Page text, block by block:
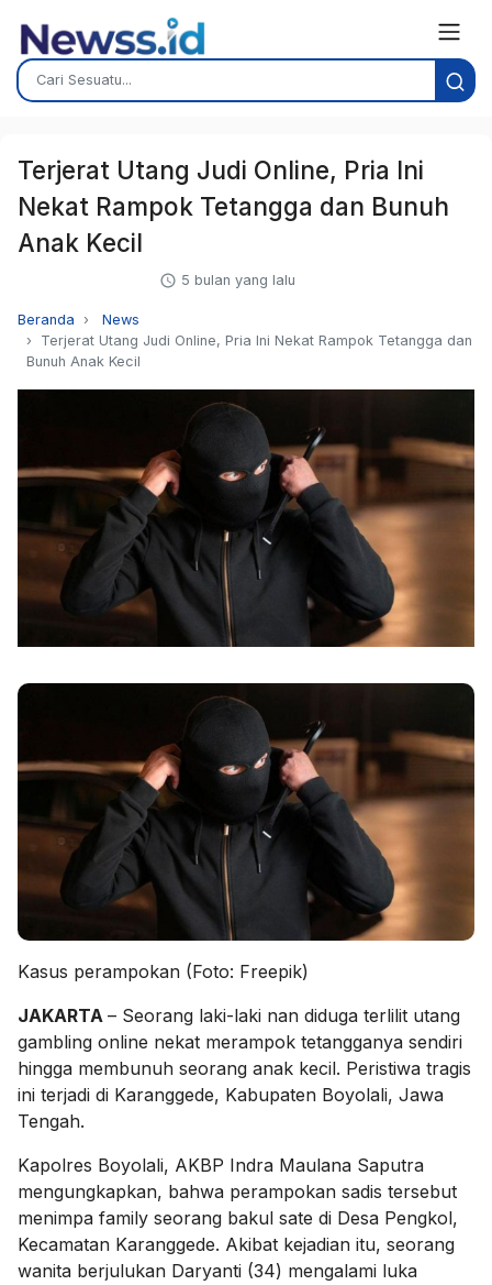
Terjerat Utang Judi Online, Pria Ini
Nekat Rampok Tetangga dan Bunuh
Anak Kecil
5 bulan yang lalu
Beranda
News
Terjerat Utang Judi Online, Pria Ini Nekat Rampok Tetangga dan
Bunuh Anak Kecil
Kasus perampokan (Foto: Freepik)
JAKARTA – Seorang laki-laki nan diduga terlilit utang
gambling online nekat merampok tetangganya sendiri
hingga membunuh seorang anak kecil. Peristiwa tragis
ini terjadi di Karanggede, Kabupaten Boyolali, Jawa
Tengah.
Kapolres Boyolali, AKBP Indra Maulana Saputra
mengungkapkan, bahwa perampokan sadis tersebut
menimpa family seorang bakul sate di Desa Pengkol,
Kecamatan Karanggede. Akibat kejadian itu, seorang
wanita berjulukan Daryanti (34) mengalami luka